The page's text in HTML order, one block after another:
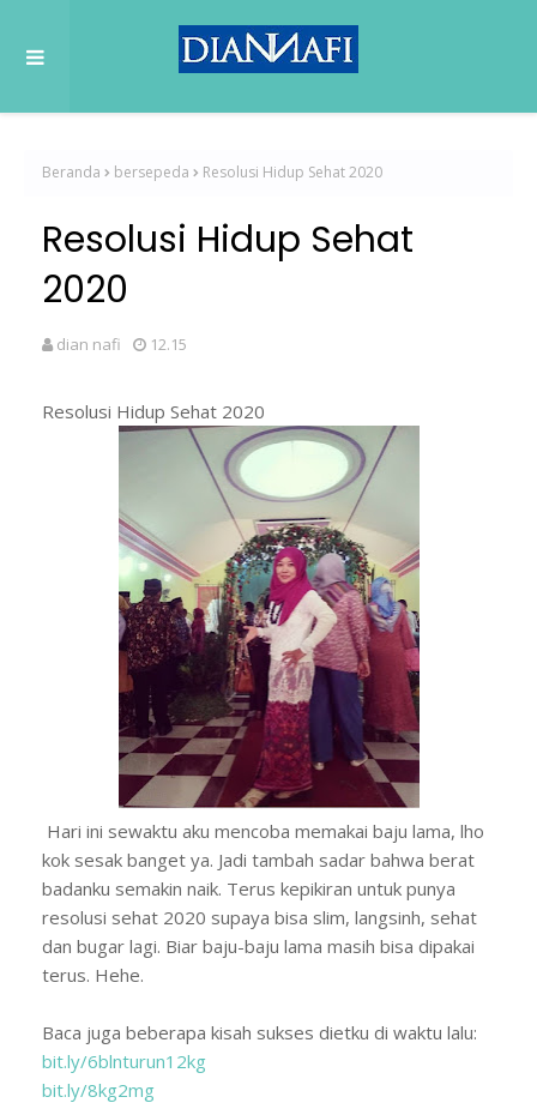
Beranda bersepeda Resolusi Hidup Sehat 2020
Resolusi Hidup Sehat
2020
dian nafi 12.15
Resolusi Hidup Sehat 2020
Hari ini sewaktu aku mencoba memakai baju lama, lho
kok sesak banget ya. Jadi tambah sadar bahwa berat
badanku semakin naik. Terus kepikiran untuk punya
resolusi sehat 2020 supaya bisa slim, langsinh, sehat
dan bugar lagi. Biar baju-baju lama masih bisa dipakai
terus. Hehe.
Baca juga beberapa kisah sukses dietku di waktu lalu:
bit.ly/6blnturun12kg
bit.ly/8kg2mg